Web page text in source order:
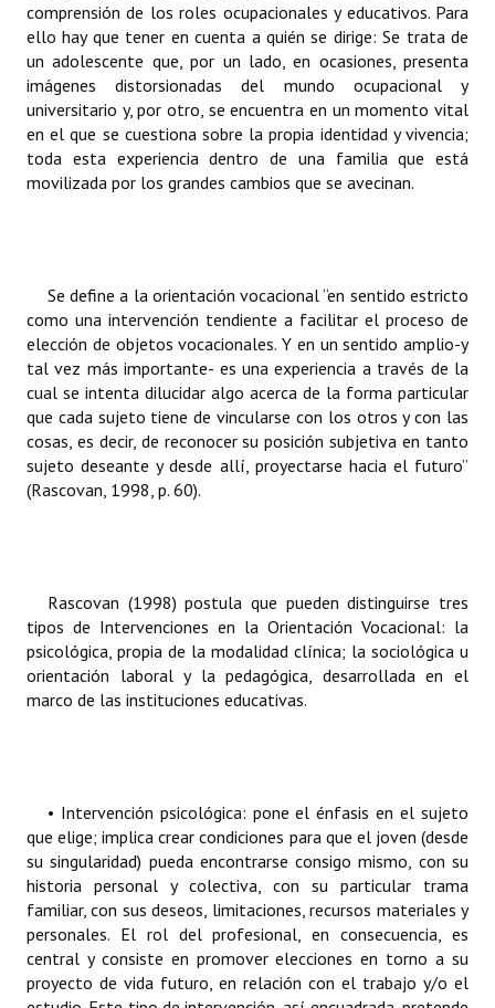
Periodistas Decanos - Registro
Ciudadano Ilustre - Registro
Banca del Vecino - Registro
Huéspedes de Honor - Registro
Bariloche, Municipio intercultural
Entrega de distinciones
REFORMA DE LA CARTA ORGÁNICA
comprensión de los roles ocupacionales y educativos. Para
ello hay que tener en cuenta a quién se dirige: Se trata de
un adolescente que, por un lado, en ocasiones, presenta
imágenes distorsionadas del mundo ocupacional y
universitario y, por otro, se encuentra en un momento vital
en el que se cuestiona sobre la propia identidad y vivencia;
toda esta experiencia dentro de una familia que está
movilizada por los grandes cambios que se avecinan.
Se define a la orientación vocacional “en sentido estricto
como una intervención tendiente a facilitar el proceso de
elección de objetos vocacionales. Y en un sentido amplio-y
tal vez más importante- es una experiencia a través de la
cual se intenta dilucidar algo acerca de la forma particular
que cada sujeto tiene de vincularse con los otros y con las
cosas, es decir, de reconocer su posición subjetiva en tanto
sujeto deseante y desde allí, proyectarse hacia el futuro”
(Rascovan, 1998, p. 60).
Rascovan (1998) postula que pueden distinguirse tres
tipos de Intervenciones en la Orientación Vocacional: la
psicológica, propia de la modalidad clínica; la sociológica u
orientación laboral y la pedagógica, desarrollada en el
marco de las instituciones educativas.
• Intervención psicológica: pone el énfasis en el sujeto
que elige; implica crear condiciones para que el joven (desde
su singularidad) pueda encontrarse consigo mismo, con su
historia personal y colectiva, con su particular trama
familiar, con sus deseos, limitaciones, recursos materiales y
personales. El rol del profesional, en consecuencia, es
central y consiste en promover elecciones en torno a su
proyecto de vida futuro, en relación con el trabajo y/o el